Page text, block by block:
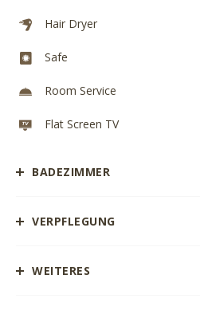
Hair Dryer
Safe
Room Service
Flat Screen TV
BADEZIMMER
VERPFLEGUNG
WEITERES